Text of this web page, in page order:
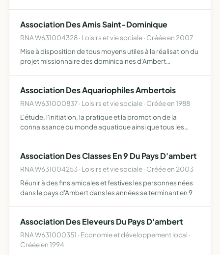
Association Des Amis Saint-Dominique
RNA W631004328 · Loisirs et vie sociale · Créée en 2007
Mise à disposition de tous moyens utiles à la réalisation du
projet missionnaire des dominicaines d'Ambert
dominica…
Association Des Aquariophiles Ambertois
RNA W631000837 · Loisirs et vie sociale · Créée en 1988
L'étude, l'initiation, la pratique et la promotion de la
connaissance du monde aquatique ainsi que tous les
Association Des Classes En 9 Du Pays D'ambert
RNA W631004253 · Loisirs et vie sociale · Créée en 2003
Réunir à des fins amicales et festives les personnes nées
dans le pays d'Ambert dans les années se terminant en 9
Association Des Eleveurs Du Pays D'ambert
RNA W631000351 · Economie et développement local ·
Créée en 1994